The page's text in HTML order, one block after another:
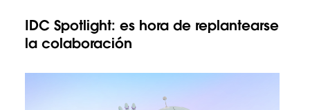
IDC Spotlight: es hora de replantearse
la colaboración